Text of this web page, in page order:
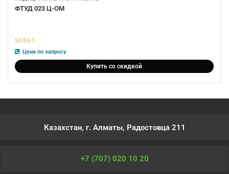
ФТУД 023 Ц-ОМ
5из 5
Цена по запросу
Купить со скидкой
Казахстан, г. Алматы, Радостовца 211
+7 (707) 020 10 20